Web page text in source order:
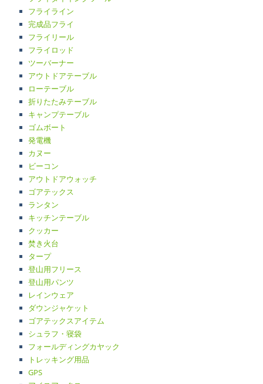
フライライン
完成品フライ
フライリール
フライロッド
ツーバーナー
アウトドアテーブル
ローテーブル
折りたたみテーブル
キャンプテーブル
ゴムボート
発電機
カヌー
ビーコン
アウトドアウォッチ
ゴアテックス
ランタン
キッチンテーブル
クッカー
焚き火台
タープ
登山用フリース
登山用パンツ
レインウェア
ダウンジャケット
ゴアテックスアイテム
シュラフ・寝袋
フォールディングカヤック
トレッキング用品
GPS